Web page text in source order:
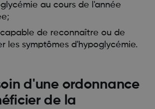
au cours de l'année
de reconnaître ou de
les symptômes d'hypoglycémie.
d'une ordonnance
de la